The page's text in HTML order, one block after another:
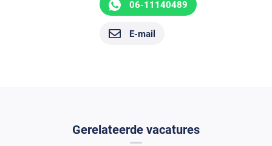
06-11140489
E-mail
Gerelateerde vacatures